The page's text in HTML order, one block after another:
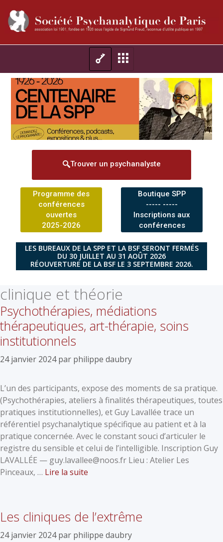
Trouver un psychanalyste
Programme des
conférences
ouvertes
2025-2026
Boutique SPP
----- -----
Inscriptions aux
conférences
LES BUREAUX DE LA SPP ET LA BSF SERONT FERMÉS
DU 30 JUILLET AU 31 AOÛT 2026
RÉOUVERTURE DE LA BSF LE 3 SEPTEMBRE 2026.
clinique et théorie
Psychothérapies, médiations
thérapeutiques, art-thérapie, soins
institutionnels
24 janvier 2024 par philippe daubry
L’un des participants, expose des moments de sa pratique.
(Psychothérapies, ateliers à finalités thérapeutiques, toutes
pratiques institutionnelles), et Guy Lavallée trace un
référentiel psychanalytique spécifique au patient et à la
pratique concernée. Avec le constant souci d’articuler le
registre du sensible et celui de l’intelligible. Inscription Guy
LAVALLÉE — guy.lavallee@noos.fr Lieu : Atelier Les
Pinceaux, … Lire la suite
Les cliniques de l’extrême
24 janvier 2024 par philippe daubry